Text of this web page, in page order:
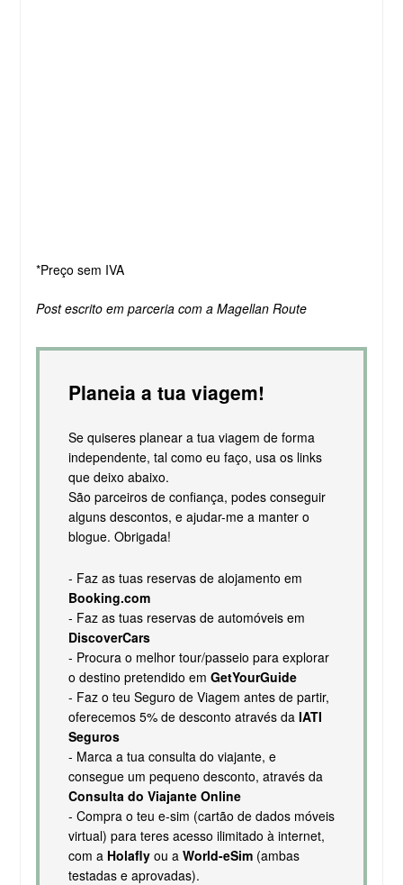
*Preço sem IVA
Post escrito em parceria com a Magellan Route
Planeia a tua viagem!
Se quiseres planear a tua viagem de forma
independente, tal como eu faço, usa os links
que deixo abaixo.
São parceiros de confiança, podes conseguir
alguns descontos, e ajudar-me a manter o
blogue. Obrigada!
- Faz as tuas reservas de alojamento em
Booking.com
- Faz as tuas reservas de automóveis em
DiscoverCars
- Procura o melhor tour/passeio para explorar
o destino pretendido em GetYourGuide
- Faz o teu Seguro de Viagem antes de partir,
oferecemos 5% de desconto através da IATI
Seguros
- Marca a tua consulta do viajante, e
consegue um pequeno desconto, através da
Consulta do Viajante Online
- Compra o teu e-sim (cartão de dados móveis
virtual) para teres acesso ilimitado à internet,
com a Holaflyou a World-eSim(ambas
testadas e aprovadas).